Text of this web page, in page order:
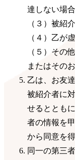
達しない場合
（３）被紹
（４）乙が
（５）その
またはその
乙は、お友
被紹介者に
せるととも
者の情報を
から同意を
同一の第三